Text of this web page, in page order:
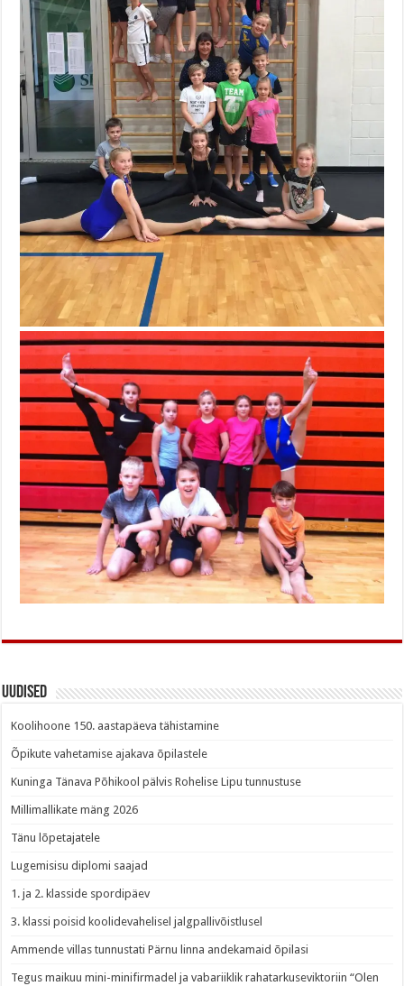
Uudised
Koolihoone 150. aastapäeva tähistamine
Õpikute vahetamise ajakava õpilastele
Kuninga Tänava Põhikool pälvis Rohelise Lipu tunnustuse
Millimallikate mäng 2026
Tänu lõpetajatele
Lugemisisu diplomi saajad
1. ja 2. klasside spordipäev
3. klassi poisid koolidevahelisel jalgpallivõistlusel
Ammende villas tunnustati Pärnu linna andekamaid õpilasi
Tegus maikuu mini-minifirmadel ja vabariiklik rahatarkuseviktoriin “Olen